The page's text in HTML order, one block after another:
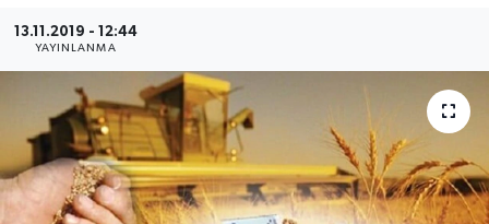
13.11.2019 - 12:44
YAYINLANMA
Eğitim
Kültür - Sanat
Siyaset
Son Dakika Haberleri
Haber Arşivi